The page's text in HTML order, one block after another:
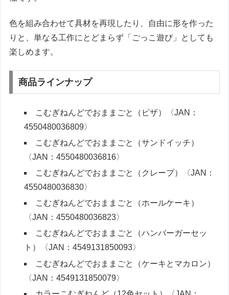
色を組み合わせて具材を再現したり、自由に形を作った
りと、単なる工作にとどまらず「ごっこ遊び」としても
楽しめます。
商品ラインナップ
こむぎねんどでおままごと（ピザ）〈JAN：
4550480036809〉
こむぎねんどでおままごと（サンドイッチ）
〈JAN：4550480036816〉
こむぎねんどでおままごと（クレープ）〈JAN：
4550480036830〉
こむぎねんどでおままごと（ホールケーキ）
〈JAN：4550480036823〉
こむぎねんどでおままごと（ハンバーガーセッ
ト）〈JAN：4549131850093〉
こむぎねんどでおままごと（ケーキとマカロン）
〈JAN：4549131850079〉